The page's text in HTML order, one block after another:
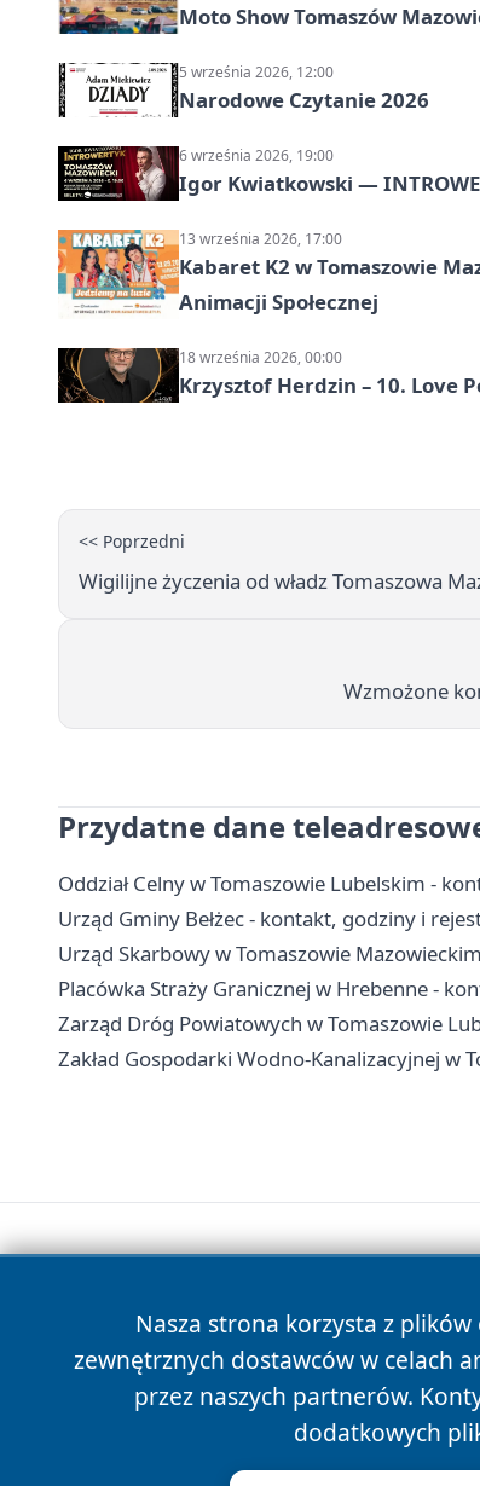
Moto Show Tomaszów
5 września 2026, 12:00
Narodowe Czytanie 2026
6 września 2026, 19:00
Igor Kwiatkowski —
13 września 2026, 17:00
Kabaret K2 w Tomaszowie
Animacji Społecznej
18 września 2026, 00:00
Krzysztof Herdzin – 10. Love
<< Poprzedni
Wigilijne życzenia od władz Tomaszowa
Wzmożone
Przydatne dane
Oddział Celny w Tomaszowie Lubelskim -
Urząd Gminy Bełżec - kontakt, godziny i
Urząd Skarbowy w Tomaszowie
Placówka Straży Granicznej w Hrebenne -
Zarząd Dróg Powiatowych w Tomaszowie
Zakład Gospodarki Wodno-Kanalizacyjnej
Nasza strona korzysta z
zewnętrznych dostawców w celach
przez naszych partnerów.
dodatkowych